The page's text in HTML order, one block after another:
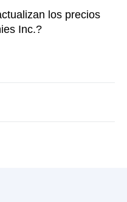
los precios
Inc.?